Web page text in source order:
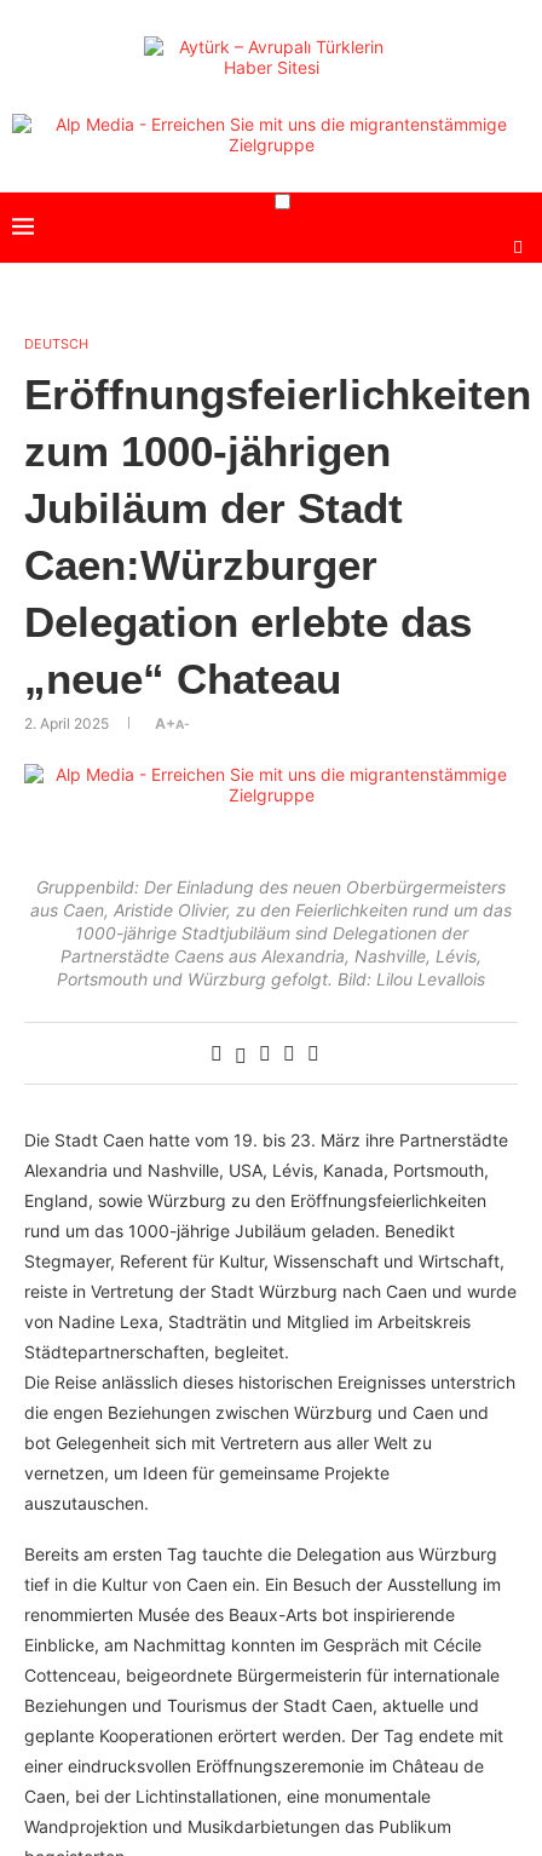
DEUTSCH
Eröffnungsfeierlichkeiten
zum 1000-jährigen
Jubiläum der Stadt
Caen:Würzburger
Delegation erlebte das
„neue“ Chateau
2. April 2025 A+A-
Gruppenbild: Der Einladung des neuen Oberbürgermeisters
aus Caen, Aristide Olivier, zu den Feierlichkeiten rund um das
1000-jährige Stadtjubiläum sind Delegationen der
Partnerstädte Caens aus Alexandria, Nashville, Lévis,
Portsmouth und Würzburg gefolgt. Bild: Lilou Levallois
Die Stadt Caen hatte vom 19. bis 23. März ihre Partnerstädte
Alexandria und Nashville, USA, Lévis, Kanada, Portsmouth,
England, sowie Würzburg zu den Eröffnungsfeierlichkeiten
rund um das 1000-jährige Jubiläum geladen. Benedikt
Stegmayer, Referent für Kultur, Wissenschaft und Wirtschaft,
reiste in Vertretung der Stadt Würzburg nach Caen und wurde
von Nadine Lexa, Stadträtin und Mitglied im Arbeitskreis
Städtepartnerschaften, begleitet.
Die Reise anlässlich dieses historischen Ereignisses unterstrich
die engen Beziehungen zwischen Würzburg und Caen und
bot Gelegenheit sich mit Vertretern aus aller Welt zu
vernetzen, um Ideen für gemeinsame Projekte
auszutauschen.
Bereits am ersten Tag tauchte die Delegation aus Würzburg
tief in die Kultur von Caen ein. Ein Besuch der Ausstellung im
renommierten Musée des Beaux-Arts bot inspirierende
Einblicke, am Nachmittag konnten im Gespräch mit Cécile
Cottenceau, beigeordnete Bürgermeisterin für internationale
Beziehungen und Tourismus der Stadt Caen, aktuelle und
geplante Kooperationen erörtert werden. Der Tag endete mit
einer eindrucksvollen Eröffnungszeremonie im Château de
Caen, bei der Lichtinstallationen, eine monumentale
Wandprojektion und Musikdarbietungen das Publikum